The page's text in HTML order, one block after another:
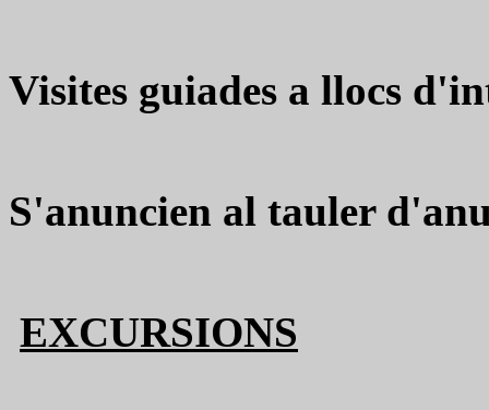
Visites guiades a llocs
S'anuncien al tauler
EXCURSIONS